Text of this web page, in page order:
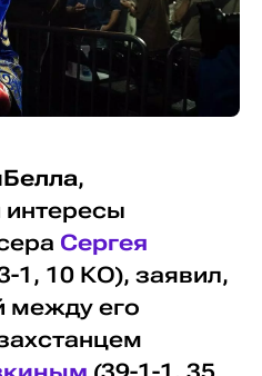
,
Сергея
1, 10 КО), заявил,
между его